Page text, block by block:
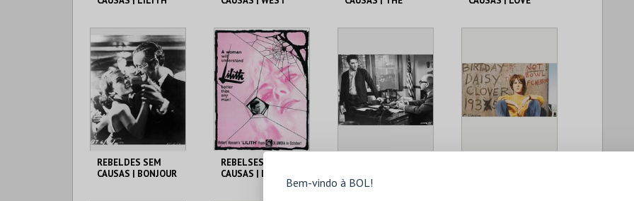
Bem-vindo à BOL!
CINEMATECA
MAIS INFO
COMPRAR
CINEMATECA
MAIS INFO MAIS INFO
COMPRAR
MAIS INFO
COMPRAR
REBELDES SEM
CAUSAS | BONJOUR
REBELSES SEM
CAUSAS | LILITH
CREOLE